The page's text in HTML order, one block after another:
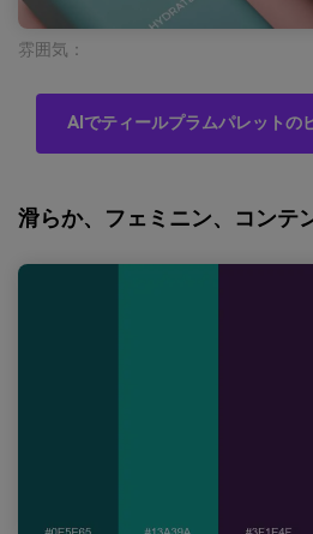
雰囲気：
AIでティールプラムパレットの
滑らか、フェミニン、コンテ